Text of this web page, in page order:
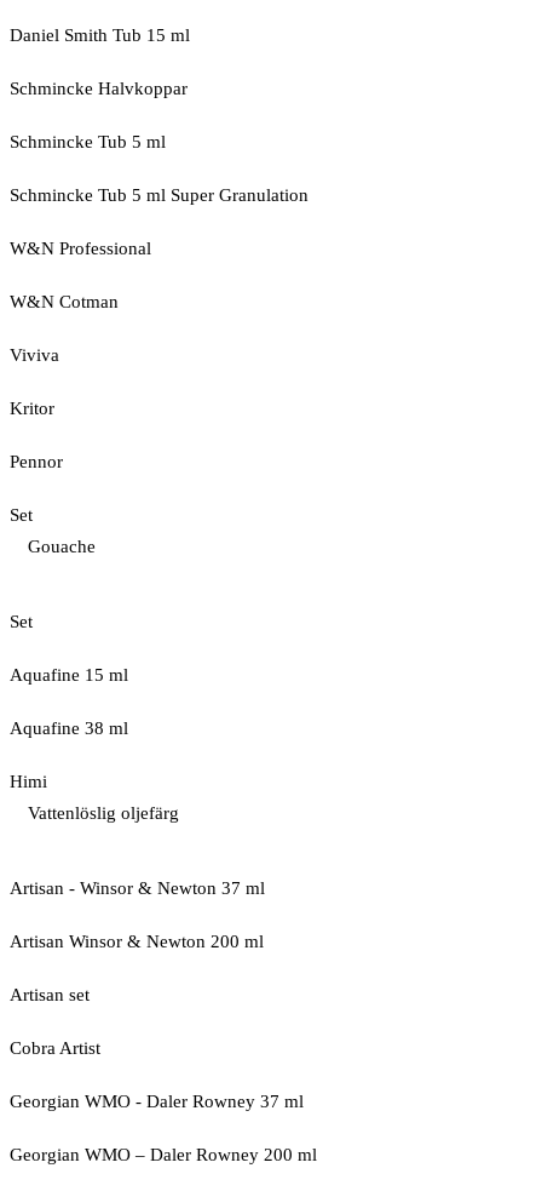
Daniel Smith Tub 15 ml
Schmincke Halvkoppar
Schmincke Tub 5 ml
Schmincke Tub 5 ml Super Granulation
W&N Professional
W&N Cotman
Viviva
Kritor
Pennor
Set
Gouache
Set
Aquafine 15 ml
Aquafine 38 ml
Himi
Vattenlöslig oljefärg
Artisan - Winsor & Newton 37 ml
Artisan Winsor & Newton 200 ml
Artisan set
Cobra Artist
Georgian WMO - Daler Rowney 37 ml
Georgian WMO – Daler Rowney 200 ml